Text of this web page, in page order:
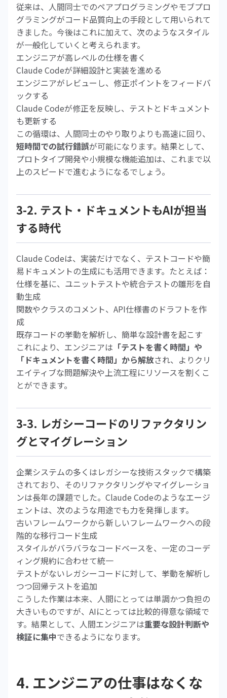
従来は、人間同士でのペアプログラミングやモブプロ
グラミングがコード品質向上の手段として用いられて
きました。今後はこれに加えて、次のようなスタイル
が一般化していくと考えられます。
エンジニアが高レベルの仕様を書く
Claude Codeが詳細設計と実装を進める
エンジニアがレビューし、修正ポイントをフィードバ
ックする
Claude Codeが修正を反映し、テストとドキュメント
も更新する
この循環は、人間同士のやり取りよりも高速に回り、
短時間での試行錯誤が可能になります。結果として、
プロトタイプ開発や小規模な機能追加は、これまで以
上のスピードで進むようになるでしょう。
3-2. テスト・ドキュメントもAIが担当
する時代
Claude Codeは、実装だけでなく、テストコードや簡
易ドキュメントの生成にも活用できます。たとえば：
仕様を基に、ユニットテストや統合テストの雛形を自
動生成
関数やクラスのコメント、API仕様書のドラフトを作
成
既存コードの挙動を解析し、簡単な設計書を起こす
これにより、エンジニアは 「テストを書く時間」や
「ドキュメントを書く時間」から解放され、よりクリ
エイティブな問題解決や上流工程にリソースを割くこ
とができます。
3-3. レガシーコードのリファクタリン
グとマイグレーション
企業システムの多くはレガシーな技術スタックで構築
されており、そのリファクタリングやマイグレーショ
ンは長年の課題でした。Claude Codeのようなエージ
ェントは、次のような用途でも力を発揮します。
古いフレームワークから新しいフレームワークへの段
階的な移行コード生成
スタイルがバラバラなコードベースを、一定のコーデ
ィング規約に合わせて統一
テストがないレガシーコードに対して、挙動を解析し
つつ回帰テストを追加
こうした作業は本来、人間にとっては単調かつ負担の
大きいものですが、AIにとっては比較的得意な領域で
す。結果として、人間エンジニアは重要な設計判断や
検証に集中できるようになります。
4. エンジニアの仕事はなくな